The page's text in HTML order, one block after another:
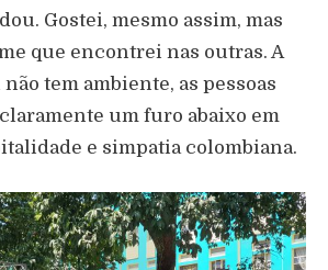
Gostei, mesmo assim, mas
que encontrei nas outras. A
tem ambiente, as pessoas
um furo abaixo em
e simpatia colombiana.